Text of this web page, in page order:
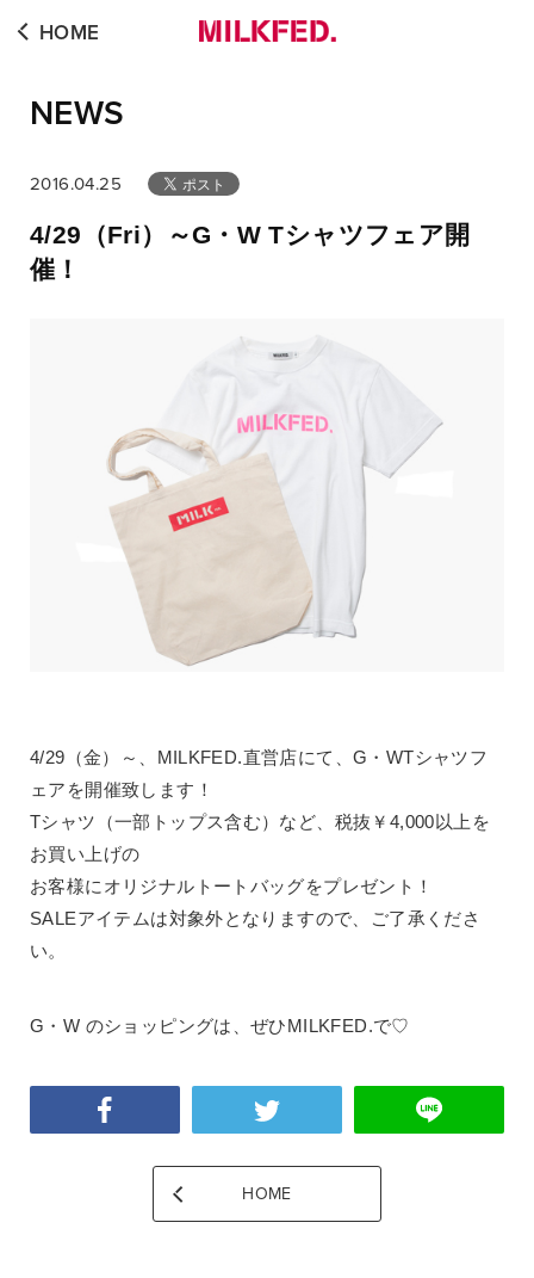
NEWS
HOME
2016.04.25
4/29（Fri）～G・W Tシャツフェア開
催！
4/29（金）～、MILKFED.直営店にて、G・WTシャツフ
ェアを開催致します！
Tシャツ（一部トップス含む）など、税抜￥4,000以上を
お買い上げの
お客様にオリジナルトートバッグをプレゼント！
SALEアイテムは対象外となりますので、ご了承くださ
い。
G・W のショッピングは、ぜひMILKFED.で♡
HOME